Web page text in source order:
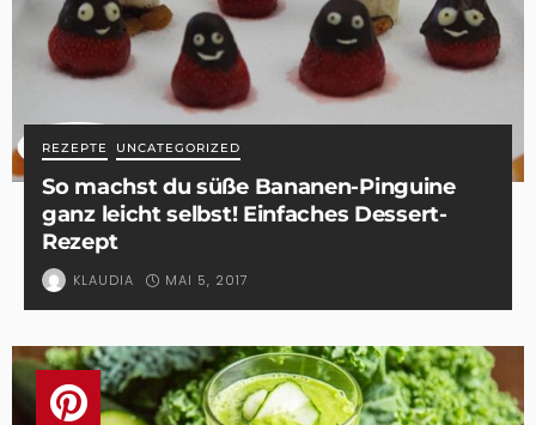
REZEPTE UNCATEGORIZED
So machst du süße Bananen-Pinguine
ganz leicht selbst! Einfaches Dessert-
Rezept
KLAUDIA MAI 5, 2017